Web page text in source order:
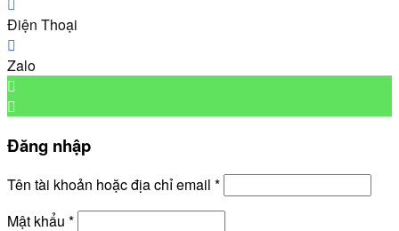
Điện Thoại
Zalo
Đăng nhập
Tên tài khoản hoặc địa chỉ email *Bắt
Mật khẩu *Bắt